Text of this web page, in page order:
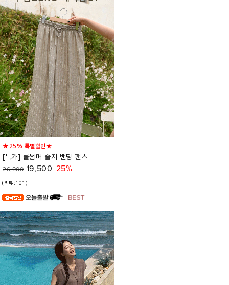
★25% 특별할인★
[특가] 쿨썸머 줄지 밴딩 팬츠
26,000 19,500 25%
(리뷰:101)